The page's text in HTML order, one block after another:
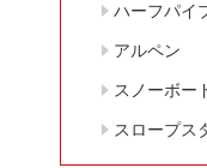
ハーフパイ
アルペン
スノーボー
スロープス